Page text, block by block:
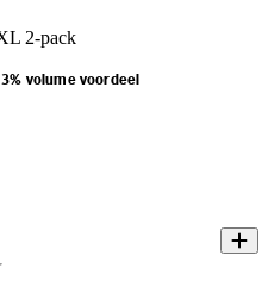
2-pack
3% volume voordeel